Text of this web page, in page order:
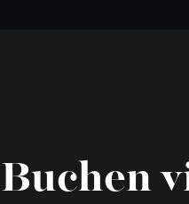
Buchen